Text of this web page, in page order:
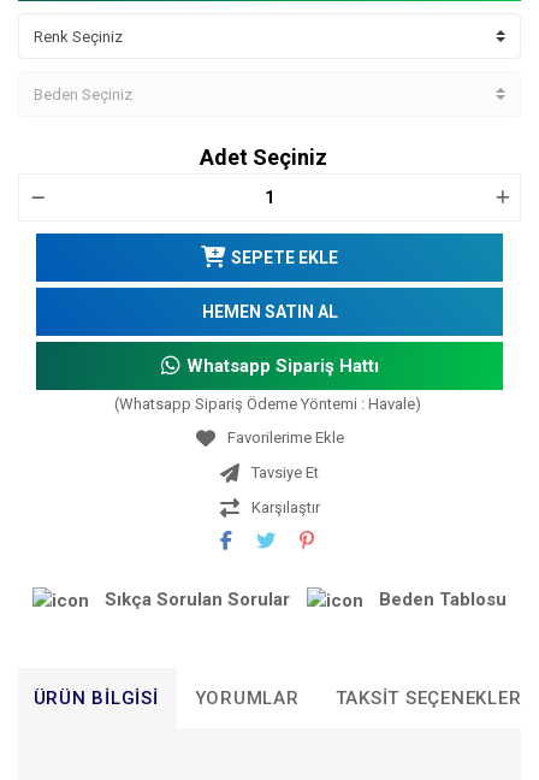
Adet Seçiniz
SEPETE EKLE
HEMEN SATIN AL
Whatsapp Sipariş Hattı
(Whatsapp Sipariş Ödeme Yöntemi : Havale)
Tavsiye Et
Karşılaştır
Sıkça Sorulan Sorular Beden Tablosu
ÜRÜN BILGISI YORUMLAR TAKSIT SEÇENEKLERI